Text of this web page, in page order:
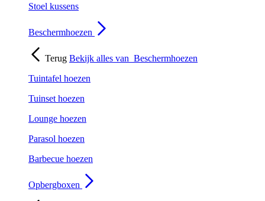
Stoel kussens
Beschermhoezen
Terug Bekijk alles van Beschermhoezen
Tuintafel hoezen
Tuinset hoezen
Lounge hoezen
Parasol hoezen
Barbecue hoezen
Opbergboxen